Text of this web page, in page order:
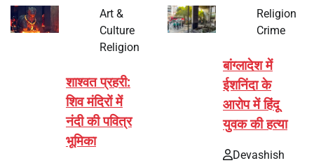
Art &
Culture
Religion
शाश्वत प्रहरी:
शिव मंदिरों में
नंदी की पवित्र
भूमिका
Religion
Crime
बांग्लादेश में
ईशनिंदा के
आरोप में हिंदू
युवक की हत्या
Devashish